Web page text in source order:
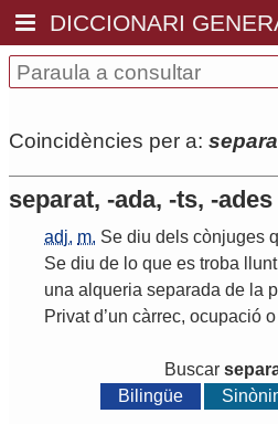
DICCIONARI
Coincidències per a:
separat, -ada, -ts, -ades
adj. m. Se diu dels cònjuges
Se diu de lo que es troba llunt
una alqueria separada de la
Privat d’un càrrec, ocupació o
Buscar
Bilingüe